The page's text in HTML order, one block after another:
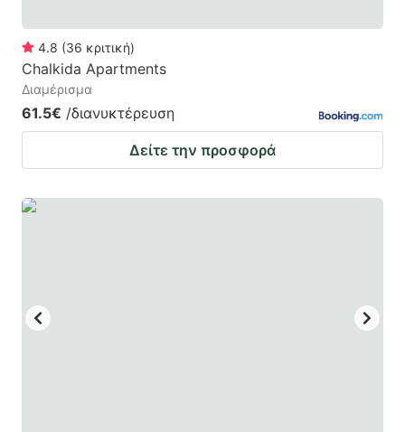
4.8 (36 κριτική)
Chalkida Apartments
Διαμέρισμα
61.5€ /διανυκτέρευση
Δείτε την προσφορά